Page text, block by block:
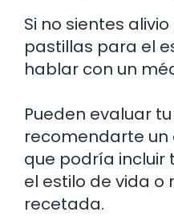
Si no sientes
pastillas para el
hablar con un
Pueden evaluar
recomendarte un
que podría incluir
el estilo de vida o
recetada.